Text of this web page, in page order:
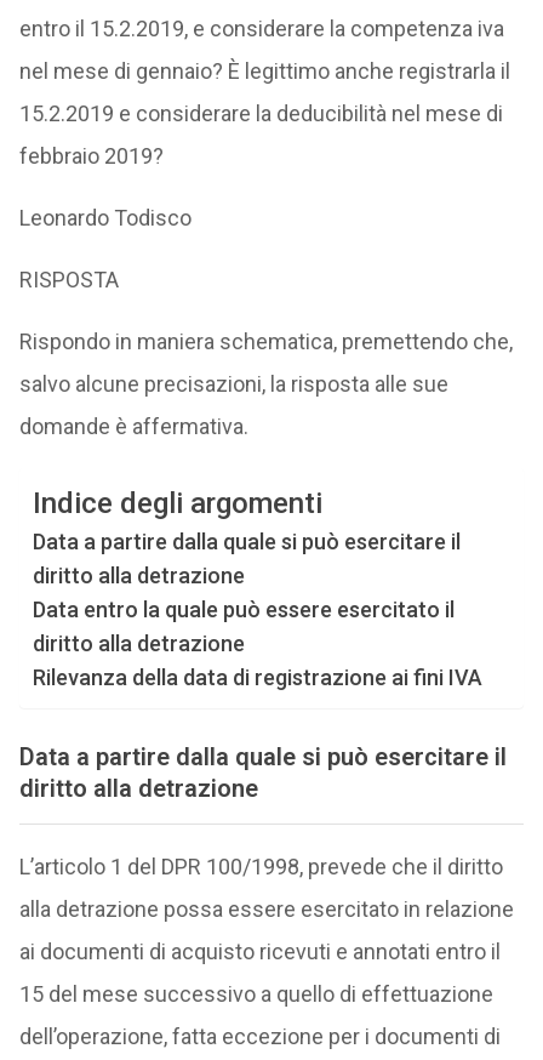
entro il 15.2.2019, e considerare la competenza iva
nel mese di gennaio? È legittimo anche registrarla il
15.2.2019 e considerare la deducibilità nel mese di
febbraio 2019?
Leonardo Todisco
RISPOSTA
Rispondo in maniera schematica, premettendo che,
salvo alcune precisazioni, la risposta alle sue
domande è affermativa.
Indice degli argomenti
Data a partire dalla quale si può esercitare il
diritto alla detrazione
Data entro la quale può essere esercitato il
diritto alla detrazione
Rilevanza della data di registrazione ai fini IVA
Data a partire dalla quale si può esercitare il
diritto alla detrazione
L’articolo 1 del DPR 100/1998, prevede che il diritto
alla detrazione possa essere esercitato in relazione
ai documenti di acquisto ricevuti e annotati entro il
15 del mese successivo a quello di effettuazione
dell’operazione, fatta eccezione per i documenti di